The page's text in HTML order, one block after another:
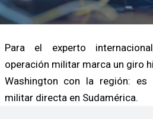
Para el experto
operación militar marca un giro
Washington con la región: es
militar directa en Sudamérica.